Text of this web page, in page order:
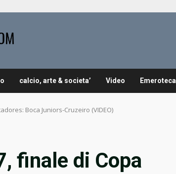
calcio, arte & societa’ Video Emeroteca
Boca Juniors-Cruzeiro (VIDEO)
finale di Copa